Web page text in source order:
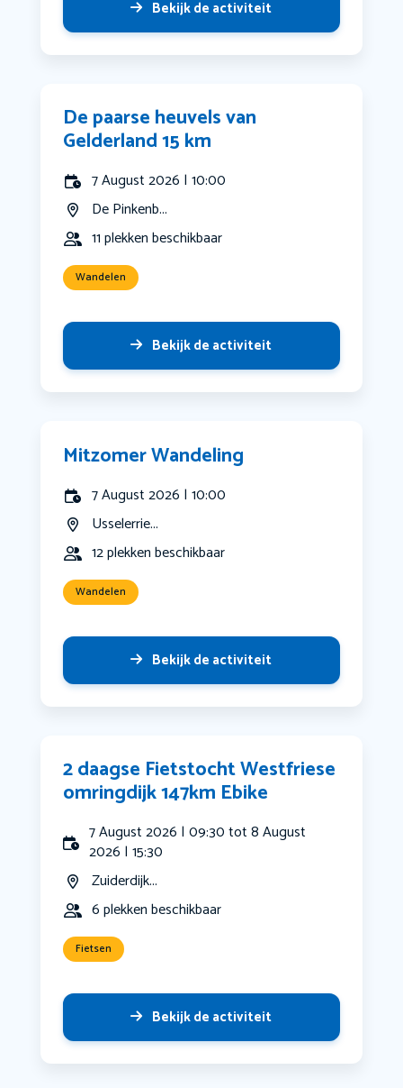
Bekijk de activiteit
De paarse heuvels van
Gelderland 15 km
7 August 2026 | 10:00
De Pinkenb...
11 plekken beschikbaar
Wandelen
Bekijk de activiteit
Mitzomer Wandeling
7 August 2026 | 10:00
Usselerrie...
12 plekken beschikbaar
Wandelen
Bekijk de activiteit
2 daagse Fietstocht Westfriese
omringdijk 147km Ebike
7 August 2026 | 09:30 tot 8 August
2026 | 15:30
Zuiderdijk...
6 plekken beschikbaar
Fietsen
Bekijk de activiteit